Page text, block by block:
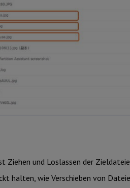
Ziehen und Loslassen der
halten, wie Verschieben von